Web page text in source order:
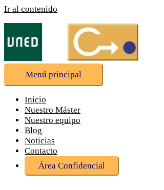
Ir al contenido
Menú principal
Inicio
Nuestro Máster
Nuestro equipo
Blog
Noticias
Contacto
Área Confidencial